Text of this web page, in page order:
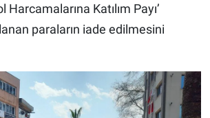
Harcamalarına Katılım Payı’
paraların iade edilmesini